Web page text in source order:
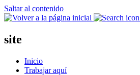
Saltar al contenido
site
Inicio
Trabajar aquí